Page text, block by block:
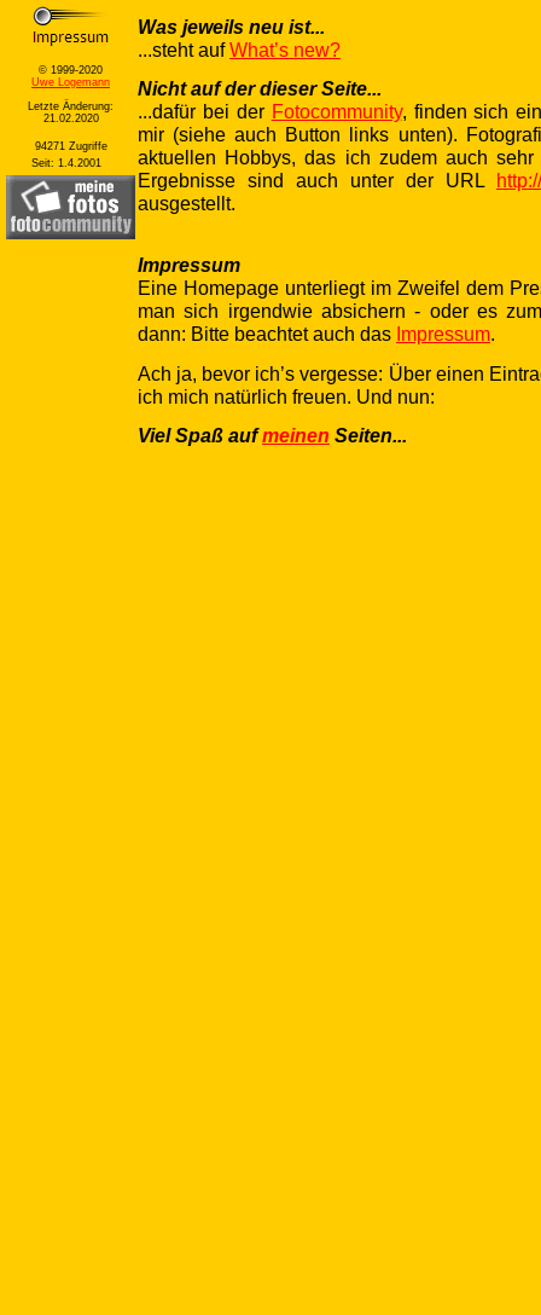
© 1999-2020
Uwe Logemann
Letzte Änderung:
21.02.2020
94271 Zugriffe
Seit: 1.4.2001
Was jeweils neu ist...
...steht aufWhat’s new?
Nicht auf der dieser Seite...
...dafür bei der Fotocommunity, finden sich
mir (siehe auch Button links unten).
aktuellen Hobbys, das ich zudem auch
Ergebnisse sind auch unter der URL
ausgestellt.
Impressum
Eine Homepage unterliegt im Zweifel dem
man sich irgendwie absichern - oder es
dann: Bitte beachtet auch das Impressum.
Ach ja, bevor ich’s vergesse: Über einen
ich mich natürlich freuen. Und nun:
Viel Spaß aufmeinen Seiten...